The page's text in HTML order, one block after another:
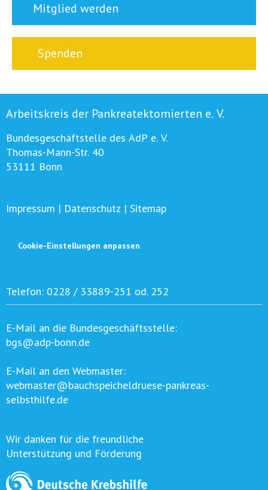
Mitglied werden
Spenden
Arbeitskreis der Pankreatektomierten e. V.
Bundesgeschäftstelle des AdP e. V.
Thomas-Mann-Str. 40
53111 Bonn
Impressum | Datenschutz | Sitemap
Cookie-Einstellungen anpassen
Telefon: 0228 / 33889-251 od. 252
E-Mail an die Bundesgeschäftsstelle:
bgs@adp-bonn.de
E-Mail an den Webmaster:
webmaster@bauchspeicheldruese-pankreas-
selbsthilfe.de
Wir danken für die freundliche
Unterstützung und Förderung